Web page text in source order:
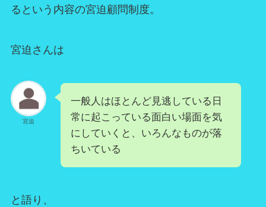
るという内容の宮迫顧問制度。
宮迫さんは
宮迫
一般人はほとんど見逃している日
常に起こっている面白い場面を気
にしていくと、いろんなものが落
ちいている
と語り、